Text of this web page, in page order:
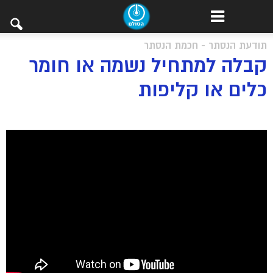
תודעת הנסתר - חכמת הנסתר
קבלה למתחיל נשמה או חומר
כלים או קליפות